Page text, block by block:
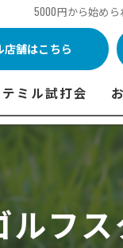
5000円から始め
店舗はこちら
金表
ルフ 料金表
テミル試打会
ウテミル試打会とは・・・
ウテミル試打会日程
ィッテイング・試打
フ